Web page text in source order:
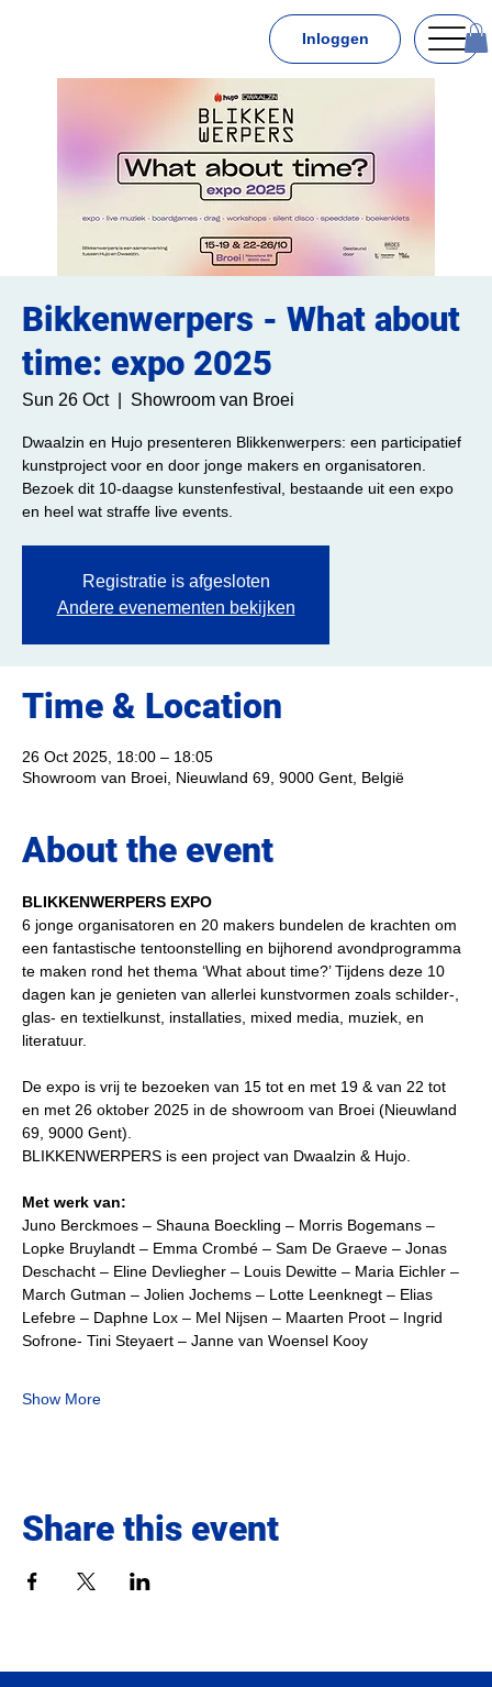
Inloggen
Bikkenwerpers - What about
time: expo 2025
Sun 26 Oct
  |
Showroom van Broei
Dwaalzin en Hujo presenteren Blikkenwerpers: een participatief
kunstproject voor en door jonge makers en organisatoren.
Bezoek dit 10-daagse kunstenfestival, bestaande uit een expo
en heel wat straffe live events.
Registratie is afgesloten
Andere evenementen bekijken
Time & Location
26 Oct 2025, 18:00 – 18:05
Showroom van Broei, Nieuwland 69, 9000 Gent, België
About the event
BLIKKENWERPERS EXPO
6 jonge organisatoren en 20 makers bundelen de krachten om
een fantastische tentoonstelling en bijhorend avondprogramma
te maken rond het thema ‘What about time?’ Tijdens deze 10
dagen kan je genieten van allerlei kunstvormen zoals schilder-,
glas- en textielkunst, installaties, mixed media, muziek, en
literatuur.
De expo is vrij te bezoeken van 15 tot en met 19 & van 22 tot
en met 26 oktober 2025 in de showroom van Broei (Nieuwland
69, 9000 Gent).
BLIKKENWERPERS is een project van Dwaalzin & Hujo.
Met werk van:
Juno Berckmoes – Shauna Boeckling – Morris Bogemans –
Lopke Bruylandt – Emma Crombé – Sam De Graeve – Jonas
Deschacht – Eline Devliegher – Louis Dewitte – Maria Eichler –
March Gutman – Jolien Jochems – Lotte Leenknegt – Elias
Lefebre – Daphne Lox – Mel Nijsen – Maarten Proot – Ingrid
Sofrone- Tini Steyaert – Janne van Woensel Kooy
Show More
Share this event